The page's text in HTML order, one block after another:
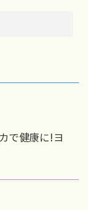
で健康に!ヨ